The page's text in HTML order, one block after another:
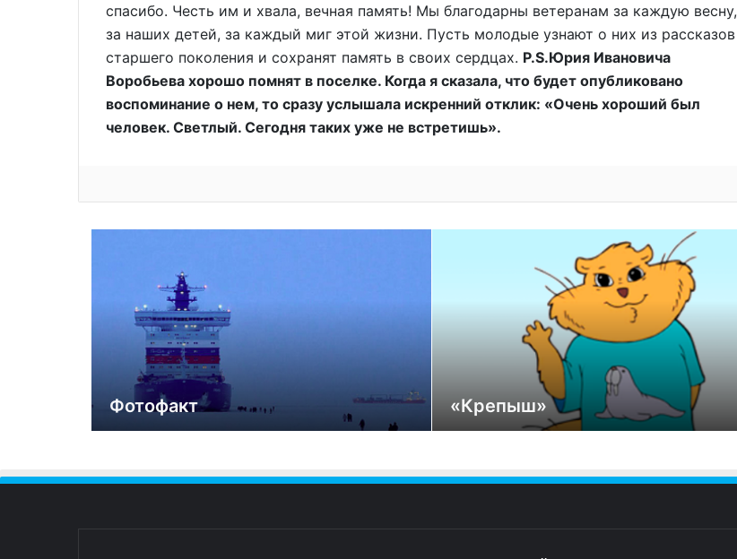
спасибо. Честь им и хвала, вечная память! Мы благодарны ветеранам за каждую весну,
за наших детей, за каждый миг этой жизни. Пусть молодые узнают о них из рассказов
старшего поколения и сохранят память в своих сердцах. P.S.Юрия Ивановича
Воробьева хорошо помнят в поселке. Когда я сказала, что будет опубликовано
воспоминание о нем, то сразу услышала искренний отклик: «Очень хороший был
человек. Светлый. Сегодня таких уже не встретишь».
Фотофакт «Крепыш»